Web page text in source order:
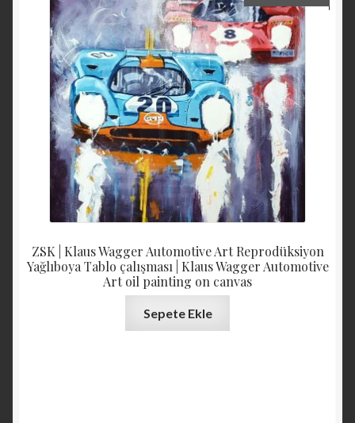
ZSK | Klaus Wagger Automotive Art Reprodüksiyon
Yağlıboya Tablo çalışması | Klaus Wagger Automotive
Art oil painting on canvas
Sepete Ekle